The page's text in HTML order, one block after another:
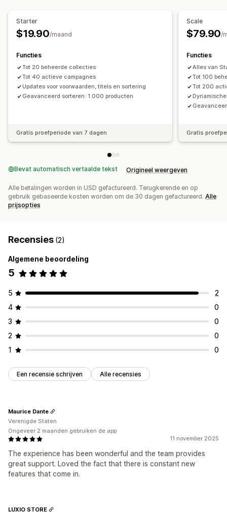
Starter
$19.90/maand
Functies
Tot 20 beheerde collecties
Tot 40 actieve campagnes
Updates voor voorwaarden, titels en sortering
Geavanceerd sorteren: 1.000 producten
Gratis proefperiode van 7 dagen
Scale
$79.90/
Functies
Alles van
Tot 100
Tot 200
Gratis
Bevat automatisch vertaalde tekst Origineel weergeven
Alle betalingen worden in USD gefactureerd. Terugkerende en op
gebruik gebaseerde kosten worden om de 30 dagen gefactureerd. Alle
prijsopties
Recensies (2)
Algemene beoordeling
5
5
2
4
0
3
0
2
0
1
0
Een recensie schrijven Alle recensies
11 november 2025
The experience has been wonderful and the team provides
great support. Loved the fact that there is constant new
features that come in.
Maurice Dante
Verenigde Staten
Ongeveer 2 maanden gebruiken de app
LUXIO STORE